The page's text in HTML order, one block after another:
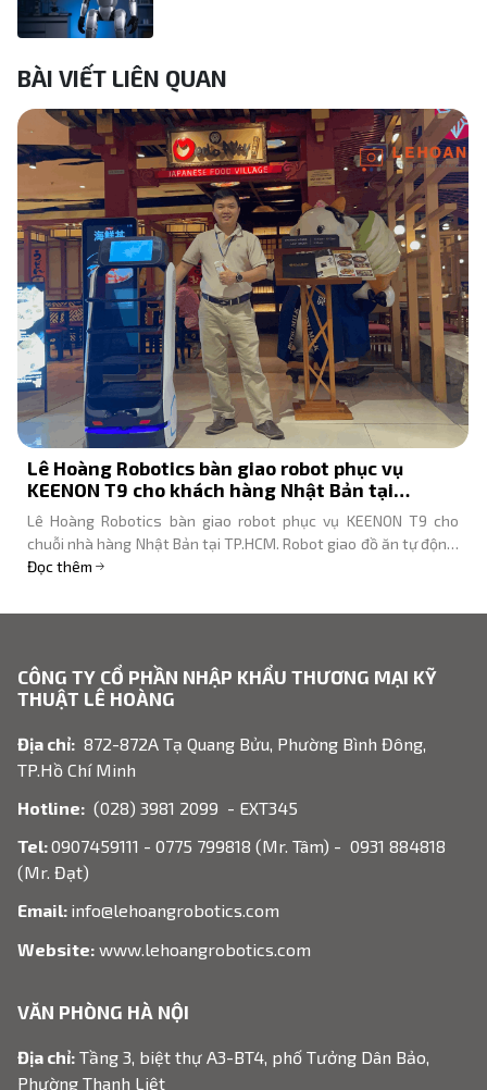
BÀI VIẾT LIÊN QUAN
Lê Hoàng Robotics bàn giao robot phục vụ
KEENON T9 cho khách hàng Nhật Bản tại
TP.HCM
Lê Hoàng Robotics bàn giao robot phục vụ KEENON T9 cho
chuỗi nhà hàng Nhật Bản tại TP.HCM. Robot giao đồ ăn tự động,
tiết kiệm nhân sự, nâng cao trải nghiệm.
Đọc thêm
CÔNG TY CỔ PHẦN NHẬP KHẨU THƯƠNG MẠI KỸ
THUẬT LÊ HOÀNG
Địa chỉ: 872-872A Tạ Quang Bửu, Phường Bình Đông,
TP.Hồ Chí Minh
Hotline: (028) 3981 2099 - EXT345
Tel:0907459111 - 0775 799818 (Mr. Tâm) - 0931 884818
(Mr. Đạt)
Email: info@lehoangrobotics.com
Website: www.lehoangrobotics.com
VĂN PHÒNG HÀ NỘI
Địa chỉ: Tầng 3, biệt thự A3-BT4, phố Tưởng Dân Bảo,
Phường Thanh Liệt